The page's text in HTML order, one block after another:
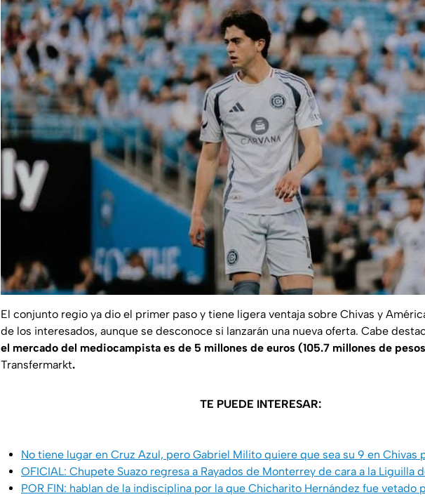
El conjunto regio ya dio el primer paso y tiene ligera ventaja sobre Chivas y
de los interesados, aunque se desconoce si lanzarán una nueva oferta. Cabe
el mercado del mediocampista es de 5 millones de euros (105.7 millones de
Transfermarkt.
TE PUEDE INTERESAR:
No tiene lugar en Cruz Azul, pero Gabriel Milito quiere que sea su 9 en Chivas
OFICIAL: Chupete Suazo regresa a Rayados de Monterrey de cara a la Liguilla
POR FIN: hablan de la indisciplina por la que Chicharito Hernández fue vetado